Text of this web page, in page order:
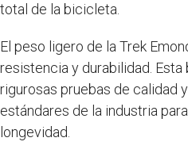
total de la bicicleta.
El peso ligero de la Trek
resistencia y durabilidad.
rigurosas pruebas de calidad
estándares de la industria
longevidad.